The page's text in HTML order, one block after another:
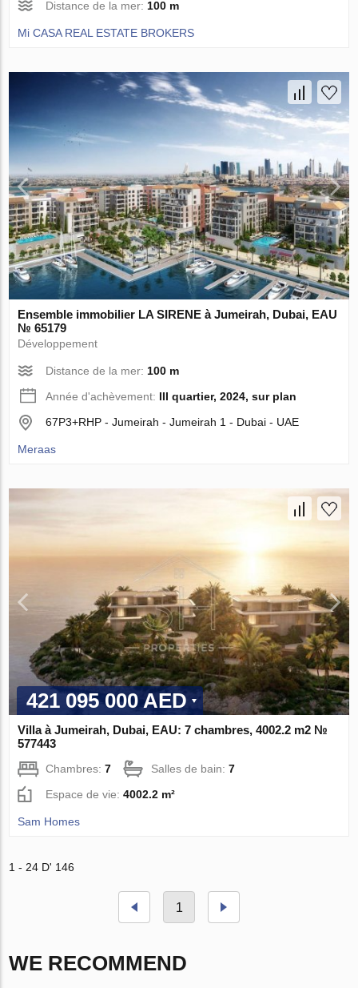
Distance de la mer: 100 m
Mi CASA REAL ESTATE BROKERS
Ensemble immobilier LA SIRENE à Jumeirah, Dubai, EAU
№ 65179
Développement
Distance de la mer: 100 m
Année d'achèvement: III quartier, 2024, sur plan
67P3+RHP - Jumeirah - Jumeirah 1 - Dubai - UAE
Meraas
421 095 000 AED
Villa à Jumeirah, Dubai, EAU: 7 chambres, 4002.2 m2 №
577443
Chambres:7 Salles de bain:7
Espace de vie:4002.2 m²
Sam Homes
1 - 24 D' 146
1
WE RECOMMEND